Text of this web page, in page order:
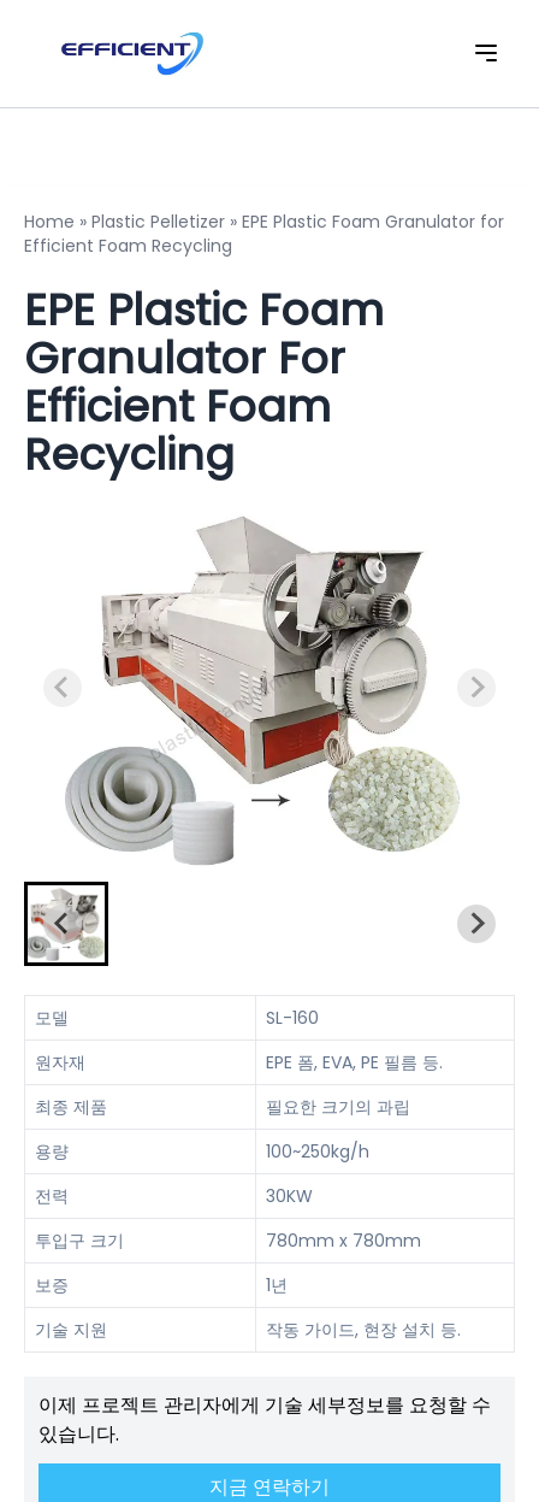
Home » Plastic Pelletizer » EPE Plastic Foam Granulator for
Efficient Foam Recycling
EPE Plastic Foam
Granulator For
Efficient Foam
Recycling
모델
SL-160
원자재
EPE 폼, EVA, PE 필름 등.
최종 제품
필요한 크기의 과립
용량
100~250kg/h
전력
30KW
투입구 크기
780mm x 780mm
보증
1년
기술 지원
작동 가이드, 현장 설치 등.
이제 프로젝트 관리자에게 기술 세부정보를 요청할 수
있습니다.
지금 연락하기